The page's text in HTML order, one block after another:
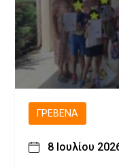
ΓΡΕΒΕΝΆ
8 Ιουλίου